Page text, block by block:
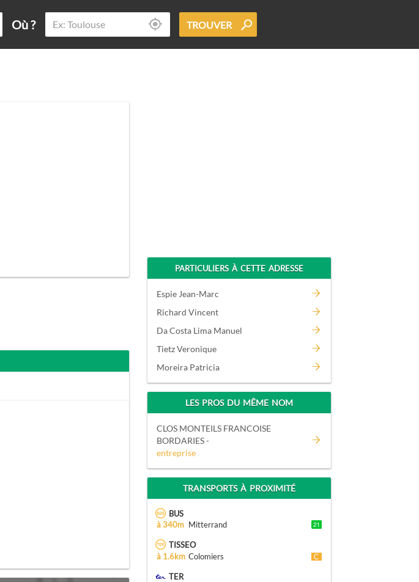
Où ? TROUVER
PARTICULIERS À CETTE ADRESSE
Espie Jean-Marc
Richard Vincent
Da Costa Lima Manuel
Tietz Veronique
Moreira Patricia
LES PROS DU MÊME NOM
CLOS MONTEILS FRANCOISE
BORDARIES -
entreprise
TRANSPORTS À PROXIMITÉ
BUS
à 340m Mitterrand
TISSEO
à 1.6km Colomiers
TER